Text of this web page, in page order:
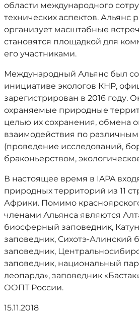
области международного
технических аспектов. Альянс
организует масштабные
становятся площадкой для
его участниками.
Международный Альянс был
инициативе экологов КНР,
зарегистрирован в 2016 году.
охраняемые природные
целью их сохранения, обмена
взаимодействия по
(проведение исследований,
браконьерством,
В настоящее время в IAPA
природных территорий из 11
Африки. Помимо
членами Альянса являются
биосферный заповедник,
заповедник, Сихотэ-Алинский
заповедник,
заповедник, национальный
леопарда», заповедник
ООПТ России.
15.11.2018